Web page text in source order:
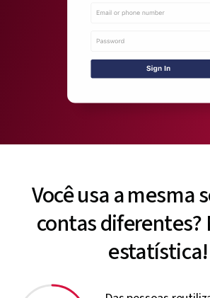
Você usa a mesma
contas diferentes?
estatística!